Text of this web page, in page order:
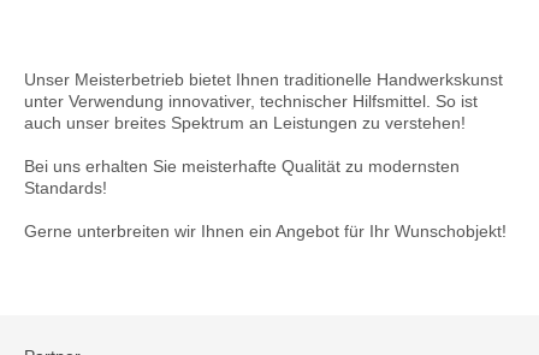
Unser Meisterbetrieb bietet Ihnen traditionelle Handwerkskunst
unter Verwendung innovativer, technischer Hilfsmittel. So ist
auch unser breites Spektrum an Leistungen zu verstehen!
Bei uns erhalten Sie meisterhafte Qualität zu modernsten
Standards!
Gerne unterbreiten wir Ihnen ein Angebot für Ihr Wunschobjekt!